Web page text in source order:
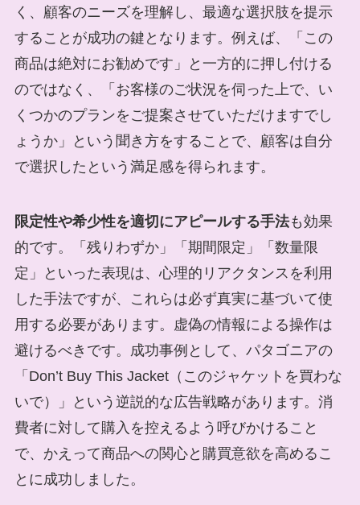
く、顧客のニーズを理解し、最適な選択肢を提示
することが成功の鍵となります。例えば、「この
商品は絶対にお勧めです」と一方的に押し付ける
のではなく、「お客様のご状況を伺った上で、い
くつかのプランをご提案させていただけますでし
ょうか」という聞き方をすることで、顧客は自分
で選択したという満足感を得られます。
限定性や希少性を適切にアピールする手法も効果
的です。「残りわずか」「期間限定」「数量限
定」といった表現は、心理的リアクタンスを利用
した手法ですが、これらは必ず真実に基づいて使
用する必要があります。虚偽の情報による操作は
避けるべきです。成功事例として、パタゴニアの
「Don’t Buy This Jacket（このジャケットを買わな
いで）」という逆説的な広告戦略があります。消
費者に対して購入を控えるよう呼びかけること
で、かえって商品への関心と購買意欲を高めるこ
とに成功しました。